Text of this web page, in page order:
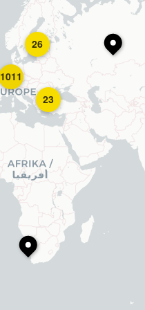
26
23
1011